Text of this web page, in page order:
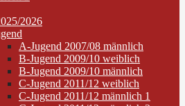
2026
A-Jugend 2007/08 männlich
B-Jugend 2009/10 weiblich
B-Jugend 2009/10 männlich
C-Jugend 2011/12 weiblich
C-Jugend 2011/12 männlich 1